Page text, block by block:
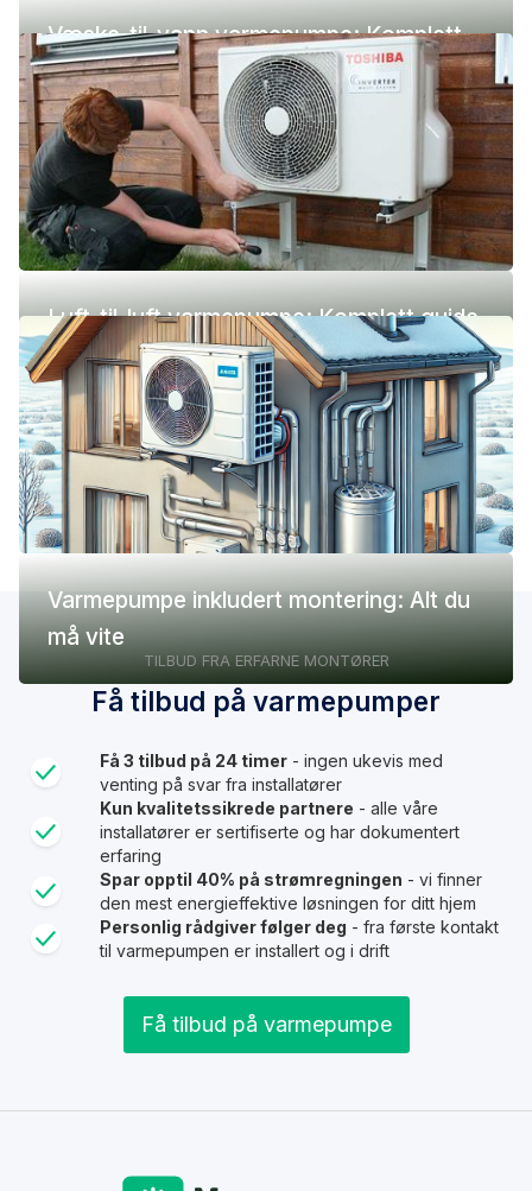
Væske-til-vann varmepumpe: Komplett
guide (pris, fordeler og ulemper)
Luft-til-luft varmepumpe: Komplett guide
(pris, fordeler og ulemper)
Varmepumpe inkludert montering: Alt du
må vite
TILBUD FRA ERFARNE MONTØRER
Få tilbud på varmepumper
Få 3 tilbud på 24 timer - ingen ukevis med
venting på svar fra installatører
Kun kvalitetssikrede partnere - alle våre
installatører er sertifiserte og har dokumentert
erfaring
Spar opptil 40% på strømregningen - vi finner
den mest energieffektive løsningen for ditt hjem
Personlig rådgiver følger deg - fra første kontakt
til varmepumpen er installert og i drift
Få tilbud på varmepumpe